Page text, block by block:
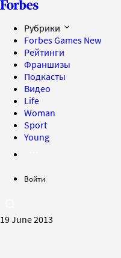
Рубрики
Forbes Games New
Рейтинги
Франшизы
Подкасты
Видео
Life
Woman
Sport
Young
Войти
19 June 2013